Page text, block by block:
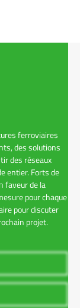
ferroviaires
des solutions
des réseaux
entier. Forts de
faveur de la
pour chaque
pour discuter
projet.